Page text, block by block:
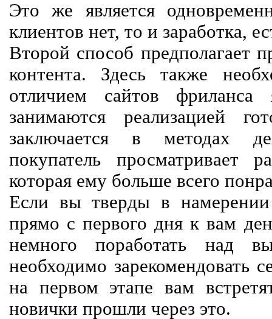
Это же является
клиентов нет, то и заработка,
Второй способ предполагает
контента. Здесь также
отличием сайтов
занимаются реализацией
заключается в методах
покупатель просматривает
которая ему больше всего
Если вы тверды в
прямо с первого дня к вам
немного поработать над
необходимо зарекомендовать
на первом этапе вам
новички прошли через это.